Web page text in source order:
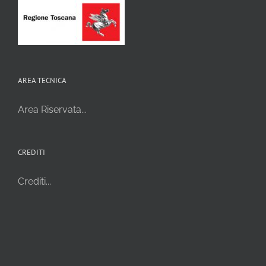
AREA TECNICA
Area Riservata...
CREDITI
Crediti...